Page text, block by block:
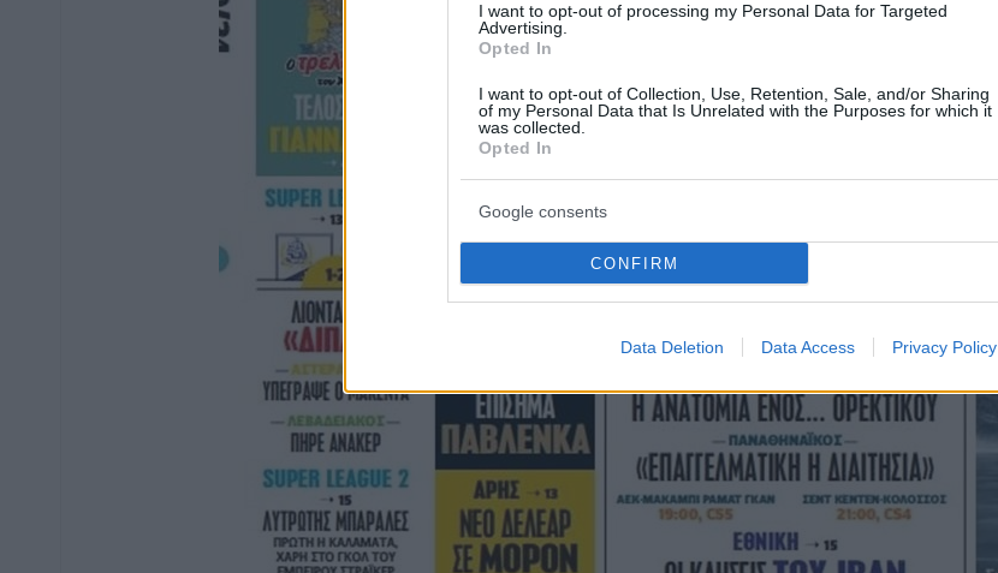
I want to opt-out of processing my Personal Data for Targeted
Advertising.
Opted In
I want to opt-out of Collection, Use, Retention, Sale, and/or Sharing
of my Personal Data that Is Unrelated with the Purposes for which it
was collected.
Opted In
Google consents
CONFIRM
Data Deletion Data Access Privacy Policy